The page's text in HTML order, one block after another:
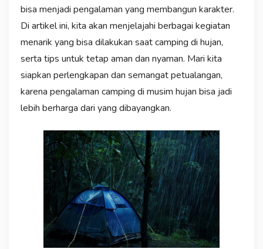
bisa menjadi pengalaman yang membangun karakter.
Di artikel ini, kita akan menjelajahi berbagai kegiatan
menarik yang bisa dilakukan saat camping di hujan,
serta tips untuk tetap aman dan nyaman. Mari kita
siapkan perlengkapan dan semangat petualangan,
karena pengalaman camping di musim hujan bisa jadi
lebih berharga dari yang dibayangkan.